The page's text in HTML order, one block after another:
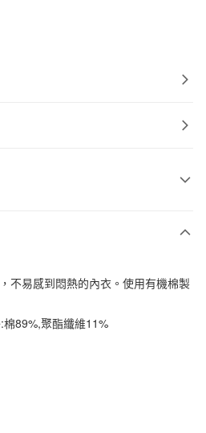
第一商業銀行
不易感到悶熱的內衣。使用有機棉製
89%,聚酯纖維11%